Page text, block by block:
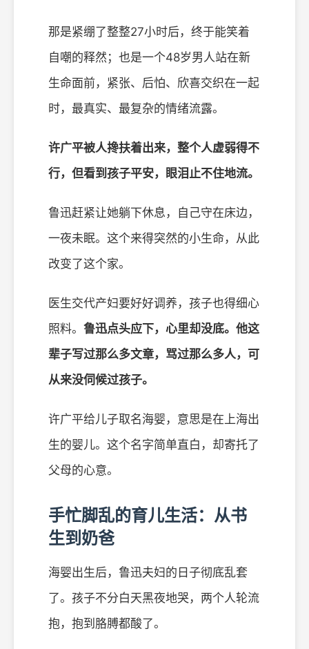
那是紧绷了整整27小时后，终于能笑着
自嘲的释然；也是一个48岁男人站在新
生命面前，紧张、后怕、欣喜交织在一起
时，最真实、最复杂的情绪流露。
许广平被人搀扶着出来，整个人虚弱得不
行，但看到孩子平安，眼泪止不住地流。
鲁迅赶紧让她躺下休息，自己守在床边，
一夜未眠。这个来得突然的小生命，从此
改变了这个家。
医生交代产妇要好好调养，孩子也得细心
照料。 鲁迅点头应下，心里却没底。他这
辈子写过那么多文章，骂过那么多人，可
从来没伺候过孩子。
许广平给儿子取名海婴，意思是在上海出
生的婴儿。这个名字简单直白，却寄托了
父母的心意。
手忙脚乱的育儿生活：从书
生到奶爸
海婴出生后，鲁迅夫妇的日子彻底乱套
了。孩子不分白天黑夜地哭，两个人轮流
抱，抱到胳膊都酸了。